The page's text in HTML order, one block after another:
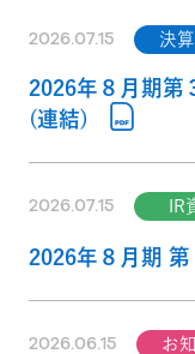
2026.07.15 決
2026年８月期第
(連結)
2026.07.15 IR
2026年８月期
2026.06.15 お